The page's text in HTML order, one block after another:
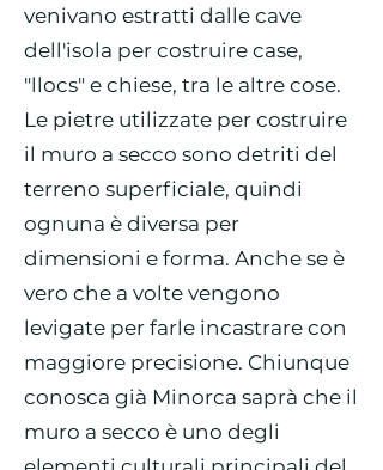
venivano estratti dalle cave
dell'isola per costruire case,
"llocs" e chiese, tra le altre cose.
Le pietre utilizzate per costruire
il muro a secco sono detriti del
terreno superficiale, quindi
ognuna è diversa per
dimensioni e forma. Anche se è
vero che a volte vengono
levigate per farle incastrare con
maggiore precisione. Chiunque
conosca già Minorca saprà che il
muro a secco è uno degli